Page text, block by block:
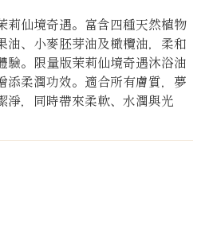
莉仙境奇遇。富含四種天然植物
、小麥胚芽油及橄欖油，柔和
驗。限量版茉莉仙境奇遇沐浴油
添柔潤功效。適合所有膚質，夢
淨，同時帶來柔軟、水潤與光